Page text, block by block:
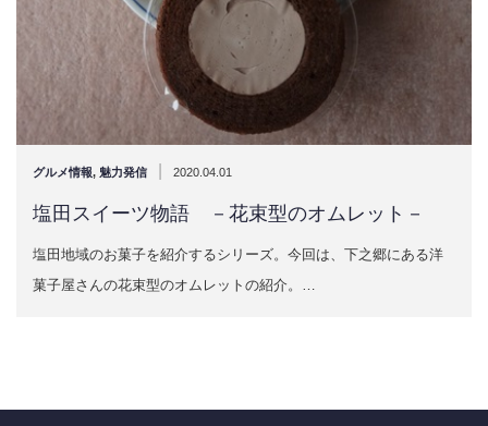
グルメ情報, 魅力発信 2020.04.01
塩田スイーツ物語 －花束型のオムレット－
塩田地域のお菓子を紹介するシリーズ。今回は、下之郷にある洋
菓子屋さんの花束型のオムレットの紹介。…